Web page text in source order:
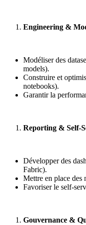
Engineering &
Modéliser des
models).
Construire et
notebooks).
Garantir la
Reporting & Self-
Développer des
Fabric).
Mettre en place des
Favoriser le self-
Gouvernance &